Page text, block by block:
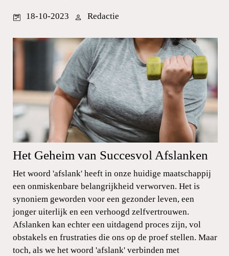
18-10-2023 Redactie
Het Geheim van Succesvol Afslanken
Het woord 'afslank' heeft in onze huidige maatschappij
een onmiskenbare belangrijkheid verworven. Het is
synoniem geworden voor een gezonder leven, een
jonger uiterlijk en een verhoogd zelfvertrouwen.
Afslanken kan echter een uitdagend proces zijn, vol
obstakels en frustraties die ons op de proef stellen. Maar
toch, als we het woord 'afslank' verbinden met